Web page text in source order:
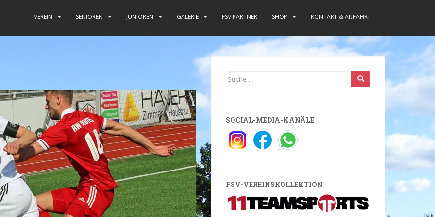
VEREIN SENIOREN JUNIOREN GALERIE FSV PARTNER SHOP KONTAKT & ANFAHRT
Suche
SOCIAL-MEDIA-KANÄLE
FSV-VEREINSKOLLEKTION